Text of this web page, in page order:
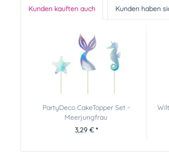
Kunden kauften auch Kunden haben
PartyDeco CakeTopper Set -
Meerjungfrau
3,29 € *